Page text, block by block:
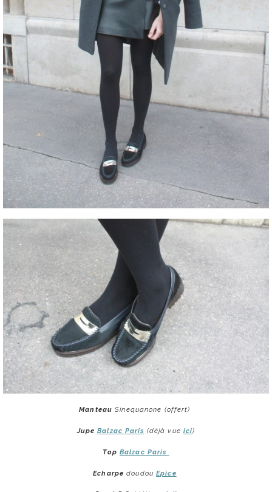
Manteau Sinequanone (offert)
Jupe Balzac Paris (déjà vue ici)
Top Balzac Paris
Echarpe doudouEpice